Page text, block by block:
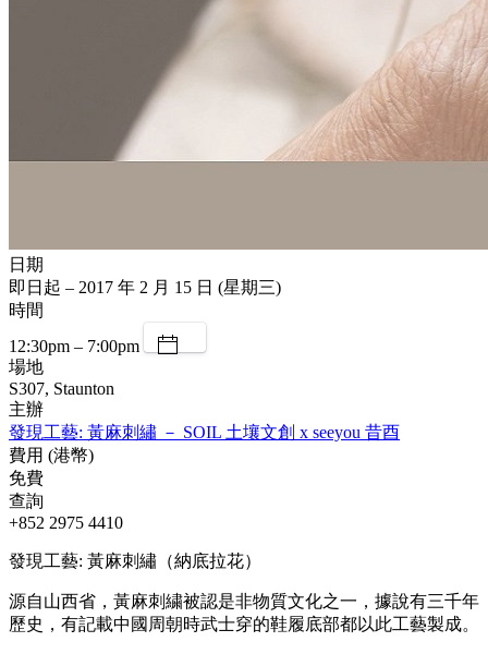
日期
即日起 – 2017 年 2 月 15 日 (星期三)
時間
12:30pm – 7:00pm
場地
S307, Staunton
主辦
發現工藝: 黃麻刺繡 － SOIL 土壤文創 x seeyou 昔酉
費用 (港幣)
免費
查詢
+852 2975 4410
發現工藝: 黃麻刺繡（納底拉花）
源自山西省，黃麻刺繍被認是非物質文化之一，據說有三千年
歷史，有記載中國周朝時武士穿的鞋履底部都以此工藝製成。